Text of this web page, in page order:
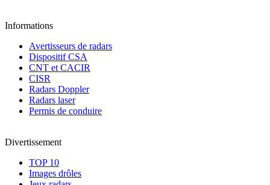
Informations
Avertisseurs de radars
Dispositif CSA
CNT et CACIR
CISR
Radars Doppler
Radars laser
Permis de conduire
Divertissement
TOP 10
Images drôles